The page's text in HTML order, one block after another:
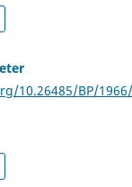
10.26485/BP/